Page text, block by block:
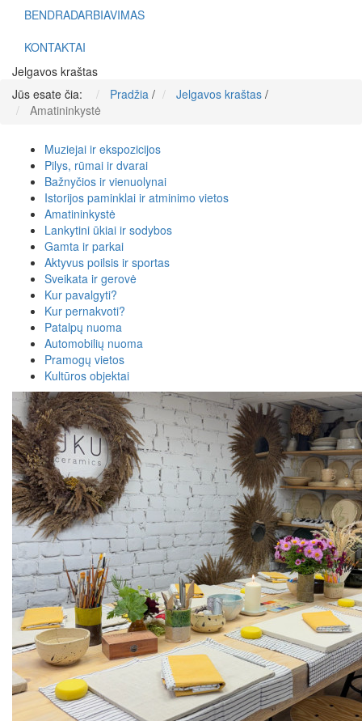
BENDRADARBIAVIMAS
KONTAKTAI
Jelgavos kraštas
Jūs esate čia:
Pradžia / Jelgavos kraštas /
Amatininkystė
Muziejai ir ekspozicijos
Pilys, rūmai ir dvarai
Bažnyčios ir vienuolynai
Istorijos paminklai ir atminimo vietos
Amatininkystė
Lankytini ūkiai ir sodybos
Gamta ir parkai
Aktyvus poilsis ir sportas
Sveikata ir gerovė
Kur pavalgyti?
Kur pernakvoti?
Patalpų nuoma
Automobilių nuoma
Pramogų vietos
Kultūros objektai